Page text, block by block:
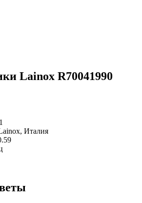
Lainox R70041990
Италия